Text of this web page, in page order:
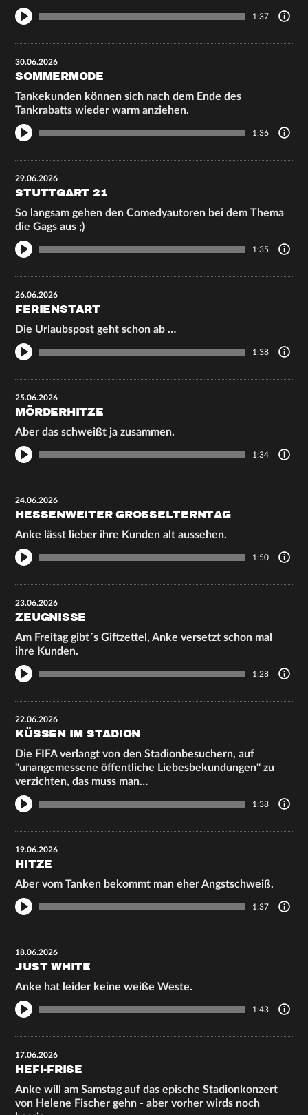
1:37
30.06.2026
SOMMERMODE
Tankekunden können sich nach dem Ende des
Tankrabatts wieder warm anziehen.
1:36
29.06.2026
STUTTGART 21
So langsam gehen den Comedyautoren bei dem Thema
die Gags aus ;)
1:35
26.06.2026
FERIENSTART
Die Urlaubspost geht schon ab …
1:38
25.06.2026
MÖRDERHITZE
Aber das schweißt ja zusammen.
1:34
24.06.2026
HESSENWEITER GROSSELTERNTAG
Anke lässt lieber ihre Kunden alt aussehen.
1:50
23.06.2026
ZEUGNISSE
Am Freitag gibt´s Giftzettel, Anke versetzt schon mal
ihre Kunden.
1:28
22.06.2026
KÜSSEN IM STADION
Die FIFA verlangt von den Stadionbesuchern, auf
"unangemessene öffentliche Liebesbekundungen" zu
verzichten, das muss man…
1:38
19.06.2026
HITZE
Aber vom Tanken bekommt man eher Angstschweiß.
1:37
18.06.2026
JUST WHITE
Anke hat leider keine weiße Weste.
1:43
17.06.2026
HEFI-FRISE
Anke will am Samstag auf das epische Stadionkonzert
von Helene Fischer gehn - aber vorher wirds noch